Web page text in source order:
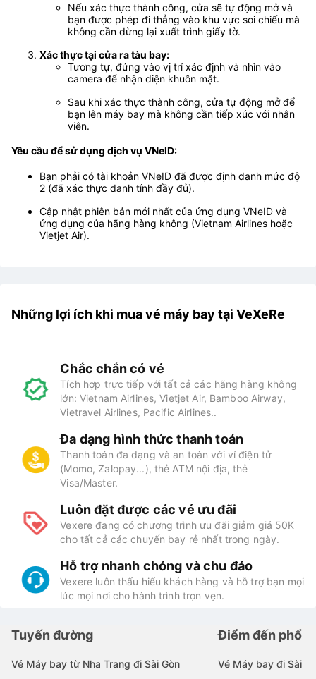
Nếu xác thực thành công, cửa sẽ tự động mở và
bạn được phép đi thẳng vào khu vực soi chiếu mà
không cần dừng lại xuất trình giấy tờ.
Xác thực tại cửa ra tàu bay:
Tương tự, đứng vào vị trí xác định và nhìn vào
camera để nhận diện khuôn mặt.
Sau khi xác thực thành công, cửa tự động mở để
bạn lên máy bay mà không cần tiếp xúc với nhân
viên.
Yêu cầu để sử dụng dịch vụ VNeID:
Bạn phải có tài khoản VNeID đã được định danh mức độ
2 (đã xác thực danh tính đầy đủ).
Cập nhật phiên bản mới nhất của ứng dụng VNeID và
ứng dụng của hãng hàng không (Vietnam Airlines hoặc
Vietjet Air).
Những lợi ích khi mua vé máy bay tại VeXeRe
Chắc chắn có vé
Tích hợp trực tiếp với tất cả các hãng hàng không
lớn: Vietnam Airlines, Vietjet Air, Bamboo Airway,
Vietravel Airlines, Pacific Airlines..
Đa dạng hình thức thanh toán
Thanh toán đa dạng và an toàn với ví điện tử
(Momo, Zalopay...), thẻ ATM nội địa, thẻ
Visa/Master.
Luôn đặt được các vé ưu đãi
Vexere đang có chương trình ưu đãi giảm giá 50K
cho tất cả các chuyến bay rẻ nhất trong ngày.
Hỗ trợ nhanh chóng và chu đáo
Vexere luôn thấu hiểu khách hàng và hỗ trợ bạn mọi
lúc mọi nơi cho hành trình trọn vẹn.
Tuyến đường
Vé Máy bay từ Nha Trang đi Sài Gòn
Điểm đến phổ
Vé Máy bay đi Sài